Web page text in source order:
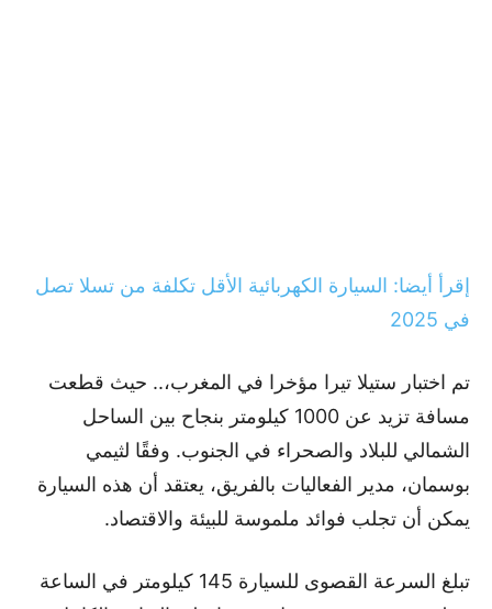
إقرأ أيضا: السيارة الكهربائية الأقل تكلفة من تسلا تصل
في 2025
تم اختبار ستيلا تيرا مؤخرا في المغرب،.. حيث قطعت
مسافة تزيد عن 1000 كيلومتر بنجاح بين الساحل
الشمالي للبلاد والصحراء في الجنوب. وفقًا لثيمي
بوسمان، مدير الفعاليات بالفريق، يعتقد أن هذه السيارة
يمكن أن تجلب فوائد ملموسة للبيئة والاقتصاد.
تبلغ السرعة القصوى للسيارة 145 كيلومتر في الساعة